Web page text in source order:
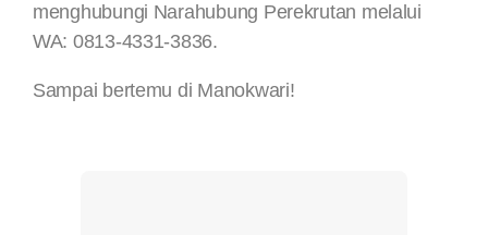
menghubungi Narahubung Perekrutan melalui
WA: 0813-4331-3836.
Sampai bertemu di Manokwari!